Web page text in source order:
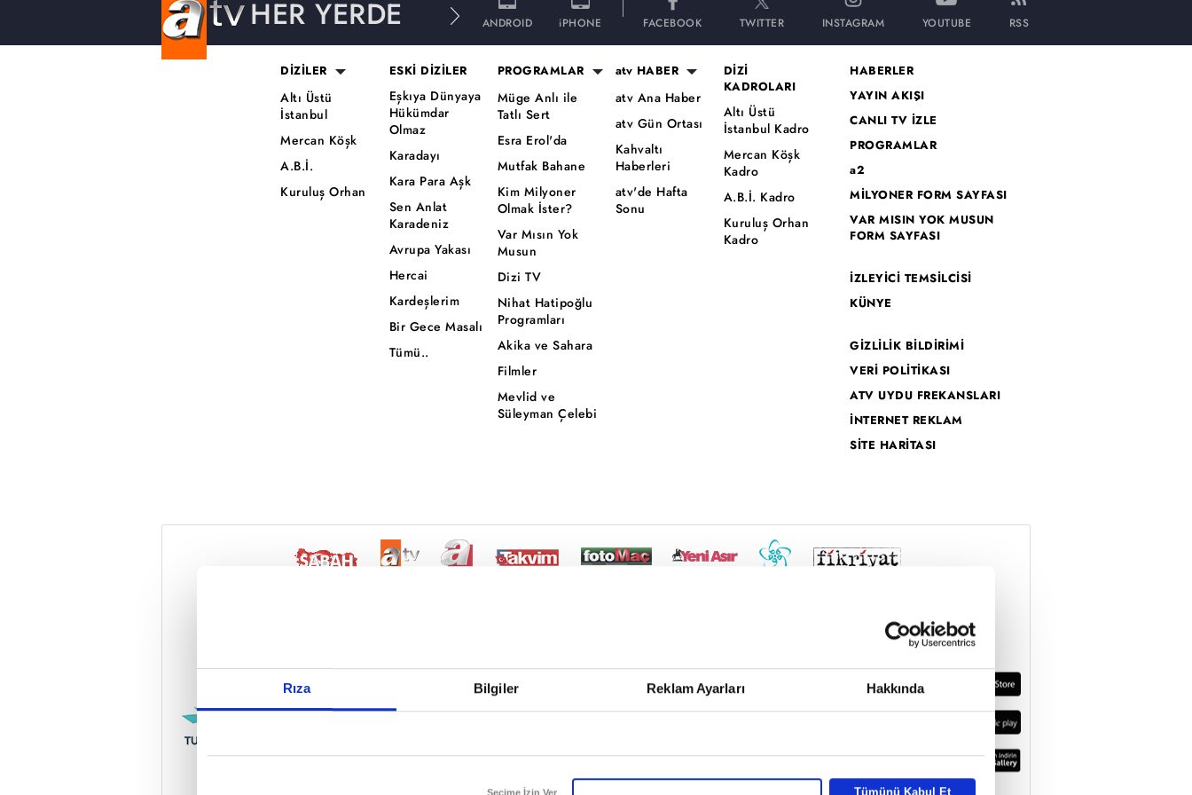
Rıza Bilgiler Reklam Ayarları Hakkında
Reddet
Seçime İzin Ver Tümünü Kabul Et
HER YERDE ANDROID iPHONE FACEBOOK TWITTER INSTAGRAM YOUTUBE RSS
DİZİLER
Altı Üstü
İstanbul
Mercan Köşk
A.B.İ.
Kuruluş Orhan
ESKİ DİZİLER
Eşkıya Dünyaya
Hükümdar
Olmaz
Karadayı
Kara Para Aşk
Sen Anlat
Karadeniz
Avrupa Yakası
Hercai
Kardeşlerim
Bir Gece Masalı
Tümü..
PROGRAMLAR
Müge Anlı ile
Tatlı Sert
Esra Erol'da
Mutfak Bahane
Kim Milyoner
Olmak İster?
Var Mısın Yok
Musun
Dizi TV
Nihat Hatipoğlu
Programları
Akika ve Sahara
Filmler
Mevlid ve
Süleyman Çelebi
atv HABER
atv Ana Haber
atv Gün Ortası
Kahvaltı
Haberleri
atv'de Hafta
Sonu
DİZİ
KADROLARI
Altı Üstü
İstanbul Kadro
Mercan Köşk
Kadro
A.B.İ. Kadro
Kuruluş Orhan
Kadro
HABERLER
YAYIN AKIŞI
CANLI TV İZLE
PROGRAMLAR
a2
MİLYONER FORM SAYFASI
VAR MISIN YOK MUSUN
FORM SAYFASI
İZLEYİCİ TEMSİLCİSİ
KÜNYE
GİZLİLİK BİLDİRİMİ
VERİ POLİTİKASI
ATV UYDU FREKANSLARI
İNTERNET REKLAM
SİTE HARİTASI